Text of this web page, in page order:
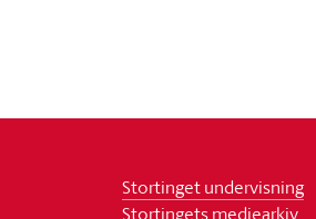
Stortinget undervisning
Stortingets mediearkiv